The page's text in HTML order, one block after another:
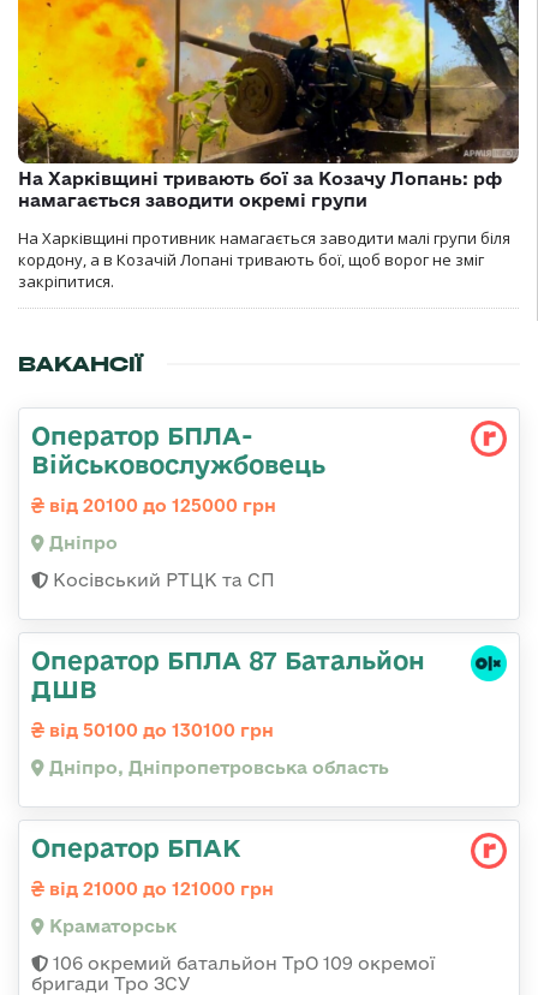
На Харківщині тривають бої за Козачу Лопань: рф
намагається заводити окремі групи
На Харківщині противник намагається заводити малі групи біля
кордону, а в Козачій Лопані тривають бої, щоб ворог не зміг
закріпитися.
ВАКАНСІЇ
Оператор БПЛА-
Військовослужбовець
від 20100 до 125000 грн
Дніпро
Косівський РТЦК та СП
Оператор БПЛА 87 Батальйон
ДШВ
від 50100 до 130100 грн
Дніпро, Дніпропетровська область
Оператор БПАК
від 21000 до 121000 грн
Краматорськ
106 окремий батальйон ТрО 109 окремої
бригади Тро ЗСУ